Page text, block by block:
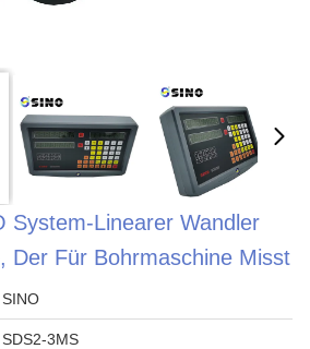
System-Linearer Wandler
Der Für Bohrmaschine Misst
SINO
SDS2-3MS